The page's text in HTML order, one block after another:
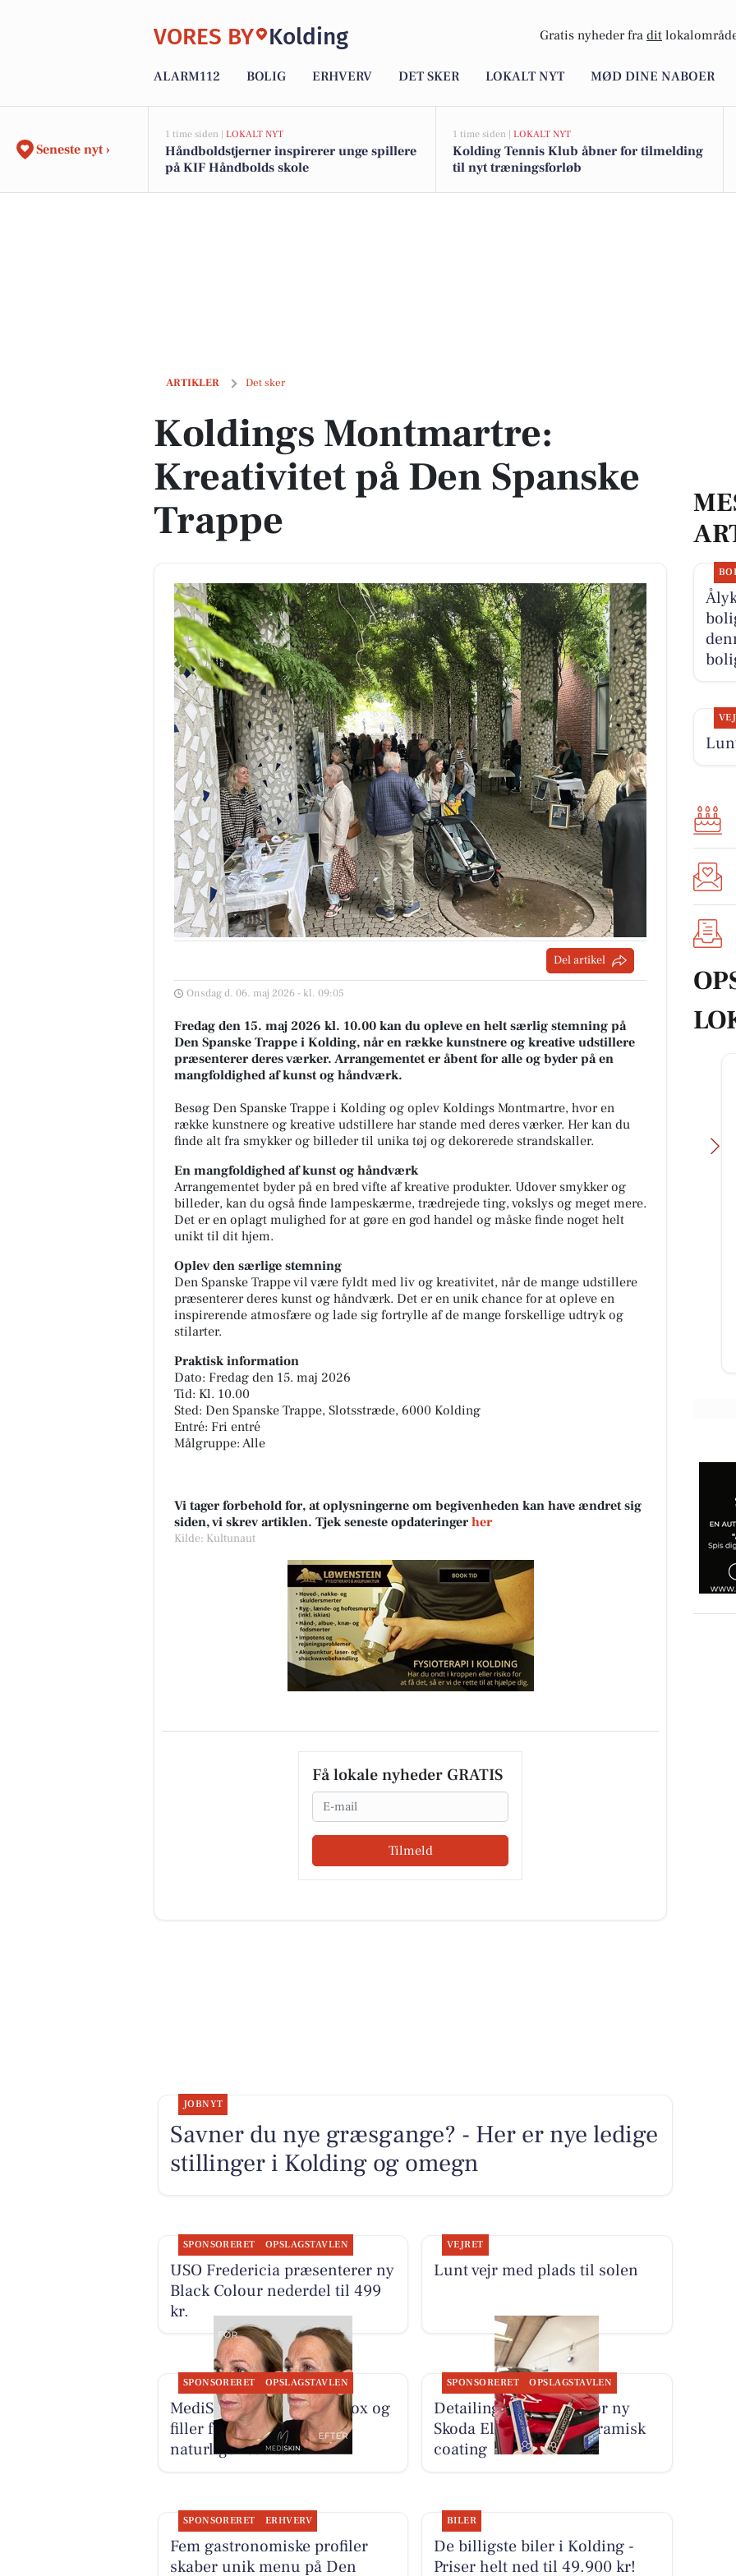
VORES BY Kolding Gratis nyheder fra dit
ALARM112 BOLIG ERHVERV DET SKER LOKALT NYT MØD DINE NABOER
Seneste nyt ›
1 time siden | LOKALT NYT
Håndboldstjerner inspirerer unge spillere
på KIF Håndbolds skole
1 time siden | LOKALT NYT
Kolding Tennis Klub åbner for tilmelding
til nyt træningsforløb
ARTIKLER Det sker
Koldings Montmartre: Kreativitet på Den Spanske Trappe
Koldings Montmartre:
Kreativitet på Den Spanske
Trappe
Del artikel
Onsdag d. 06. maj 2026 - kl. 09:05
Fredag den 15. maj 2026 kl. 10.00 kan du opleve en helt særlig stemning på
Den Spanske Trappe i Kolding, når en række kunstnere og kreative udstillere
præsenterer deres værker. Arrangementet er åbent for alle og byder på en
mangfoldighed af kunst og håndværk.
Besøg Den Spanske Trappe i Kolding og oplev Koldings Montmartre, hvor en
række kunstnere og kreative udstillere har stande med deres værker. Her kan du
finde alt fra smykker og billeder til unika tøj og dekorerede strandskaller.
En mangfoldighed af kunst og håndværk
Arrangementet byder på en bred vifte af kreative produkter. Udover smykker og
billeder, kan du også finde lampeskærme, trædrejede ting, vokslys og meget mere.
Det er en oplagt mulighed for at gøre en god handel og måske finde noget helt
unikt til dit hjem.
Oplev den særlige stemning
Den Spanske Trappe vil være fyldt med liv og kreativitet, når de mange udstillere
præsenterer deres kunst og håndværk. Det er en unik chance for at opleve en
inspirerende atmosfære og lade sig fortrylle af de mange forskellige udtryk og
stilarter.
Praktisk information
Dato: Fredag den 15. maj 2026
Tid: Kl. 10.00
Sted: Den Spanske Trappe, Slotsstræde, 6000 Kolding
Entré: Fri entré
Målgruppe: Alle
Vi tager forbehold for, at oplysningerne om begivenheden kan have ændret sig
siden, vi skrev artiklen. Tjek seneste opdateringer her
Kilde: Kultunaut
Få lokale nyheder GRATIS
Email
Tilmeld
MediSkin
✨ Der findes sjældent én
behandling, der kan det hele.
Derfor kombinerer vi ofte
forskellige behandlingsformer for
Åbn opslaget
Skousen Kolding 💥 Vi står klar til
at hjælpe dig med at finde det
rigtige. 📍 Platinvej 2...
JOBNYT
Savner du nye græsgange? - Her er nye ledige
stillinger i Kolding og omegn
SPONSORERET OPSLAGSTAVLEN
USO Fredericia præsenterer ny
Black Colour nederdel til 499
kr.
VEJRET
Lunt vejr med plads til solen
SPONSORERET OPSLAGSTAVLEN
MediSkin kombinerer botox og
filler for harmoniske og
naturlige resultater
SPONSORERET OPSLAGSTAVLEN
Detailing Center klargør ny
Skoda Elroq RS med keramisk
coating
SPONSORERET ERHVERV
Fem gastronomiske profiler
skaber unik menu på Den
BILER
De billigste biler i Kolding -
Priser helt ned til 49.900 kr!